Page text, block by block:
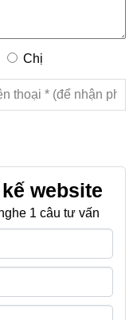
Chị
website
1 câu tư vấn